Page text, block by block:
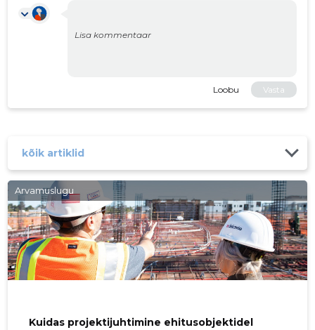
Loobu Vasta
kõik artiklid
Arvamuslugu
Kuidas projektijuhtimine ehitusobjektidel